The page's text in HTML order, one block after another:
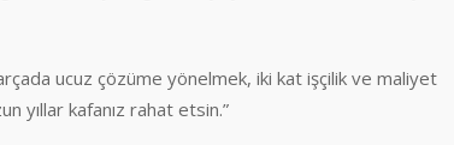
ucuz çözüme yönelmek, iki kat işçilik ve maliyet
yıllar kafanız rahat etsin.”